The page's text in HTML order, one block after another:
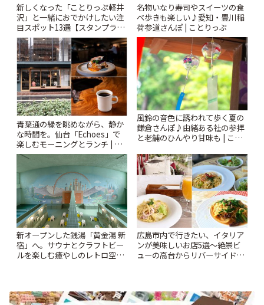
新しくなった「ことりっぷ軽井
沢」と一緒におでかけしたい注
目スポット13選【スタンプラリ
ー開催中】 | ことりっぷ
名物いなり寿司やスイーツの食
べ歩きも楽しい♪愛知・豊川稲
荷参道さんぽ | ことりっぷ
青葉通の緑を眺めながら、静か
な時間を。仙台「Echoes」で
楽しむモーニングとランチ | こ
とりっぷ
風鈴の音色に誘われて歩く夏の
鎌倉さんぽ♪由緒ある社の参拝
と老舗のひんやり甘味も | こと
新オープンした銭湯「黄金湯 新
宿」へ。サウナとクラフトビー
ルを楽しむ癒やしのレトロ空間
広島市内で行きたい、イタリア
ンが美味しいお店5選〜絶景ビ
ューの高台からリバーサイドま